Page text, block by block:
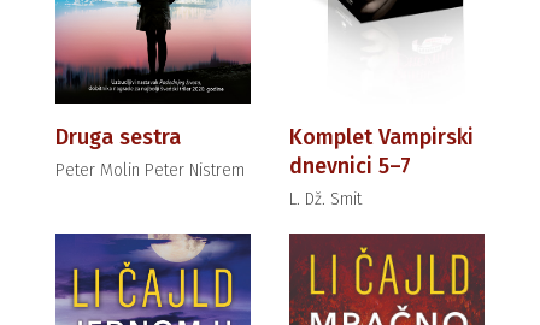
Druga sestra
Peter Molin Peter Nistrem
Komplet Vampirski
dnevnici 5–7
L. Dž. Smit